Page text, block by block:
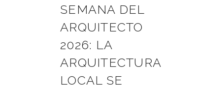
SEMANA DEL
ARQUITECTO
2026: LA
ARQUITECTURA
LOCAL SE